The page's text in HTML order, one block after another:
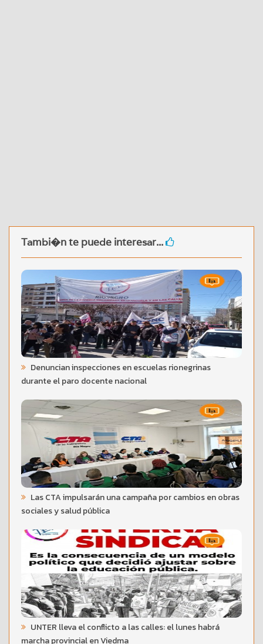
Tambi�n te puede interesar...
Denuncian inspecciones en escuelas rionegrinas
durante el paro docente nacional
Las CTA impulsarán una campaña por cambios en obras
sociales y salud pública
UNTER lleva el conflicto a las calles: el lunes habrá
marcha provincial en Viedma